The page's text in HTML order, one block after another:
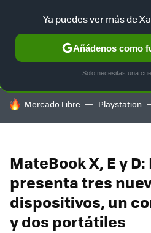
SELECCIÓN GAMING HOME
HOY SE HABLA DE
Mercado Libre Playstation
MateBook X, E y
presenta tres
dispositivos, un
y dos portátiles
Ya puedes ver más de
Añádenos como
Solo necesitas una